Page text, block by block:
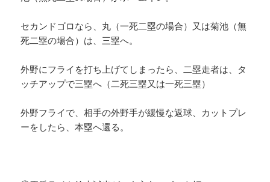
セカンドゴロなら、丸（一死二塁の場合）又は菊池（無
死二塁の場合）は、三塁へ。
外野にフライを打ち上げてしまったら、二塁走者は、タ
ッチアップで三塁へ（二死三塁又は一死三塁）
外野フライで、相手の外野手が緩慢な返球、カットプレ
ーをしたら、本塁へ還る。